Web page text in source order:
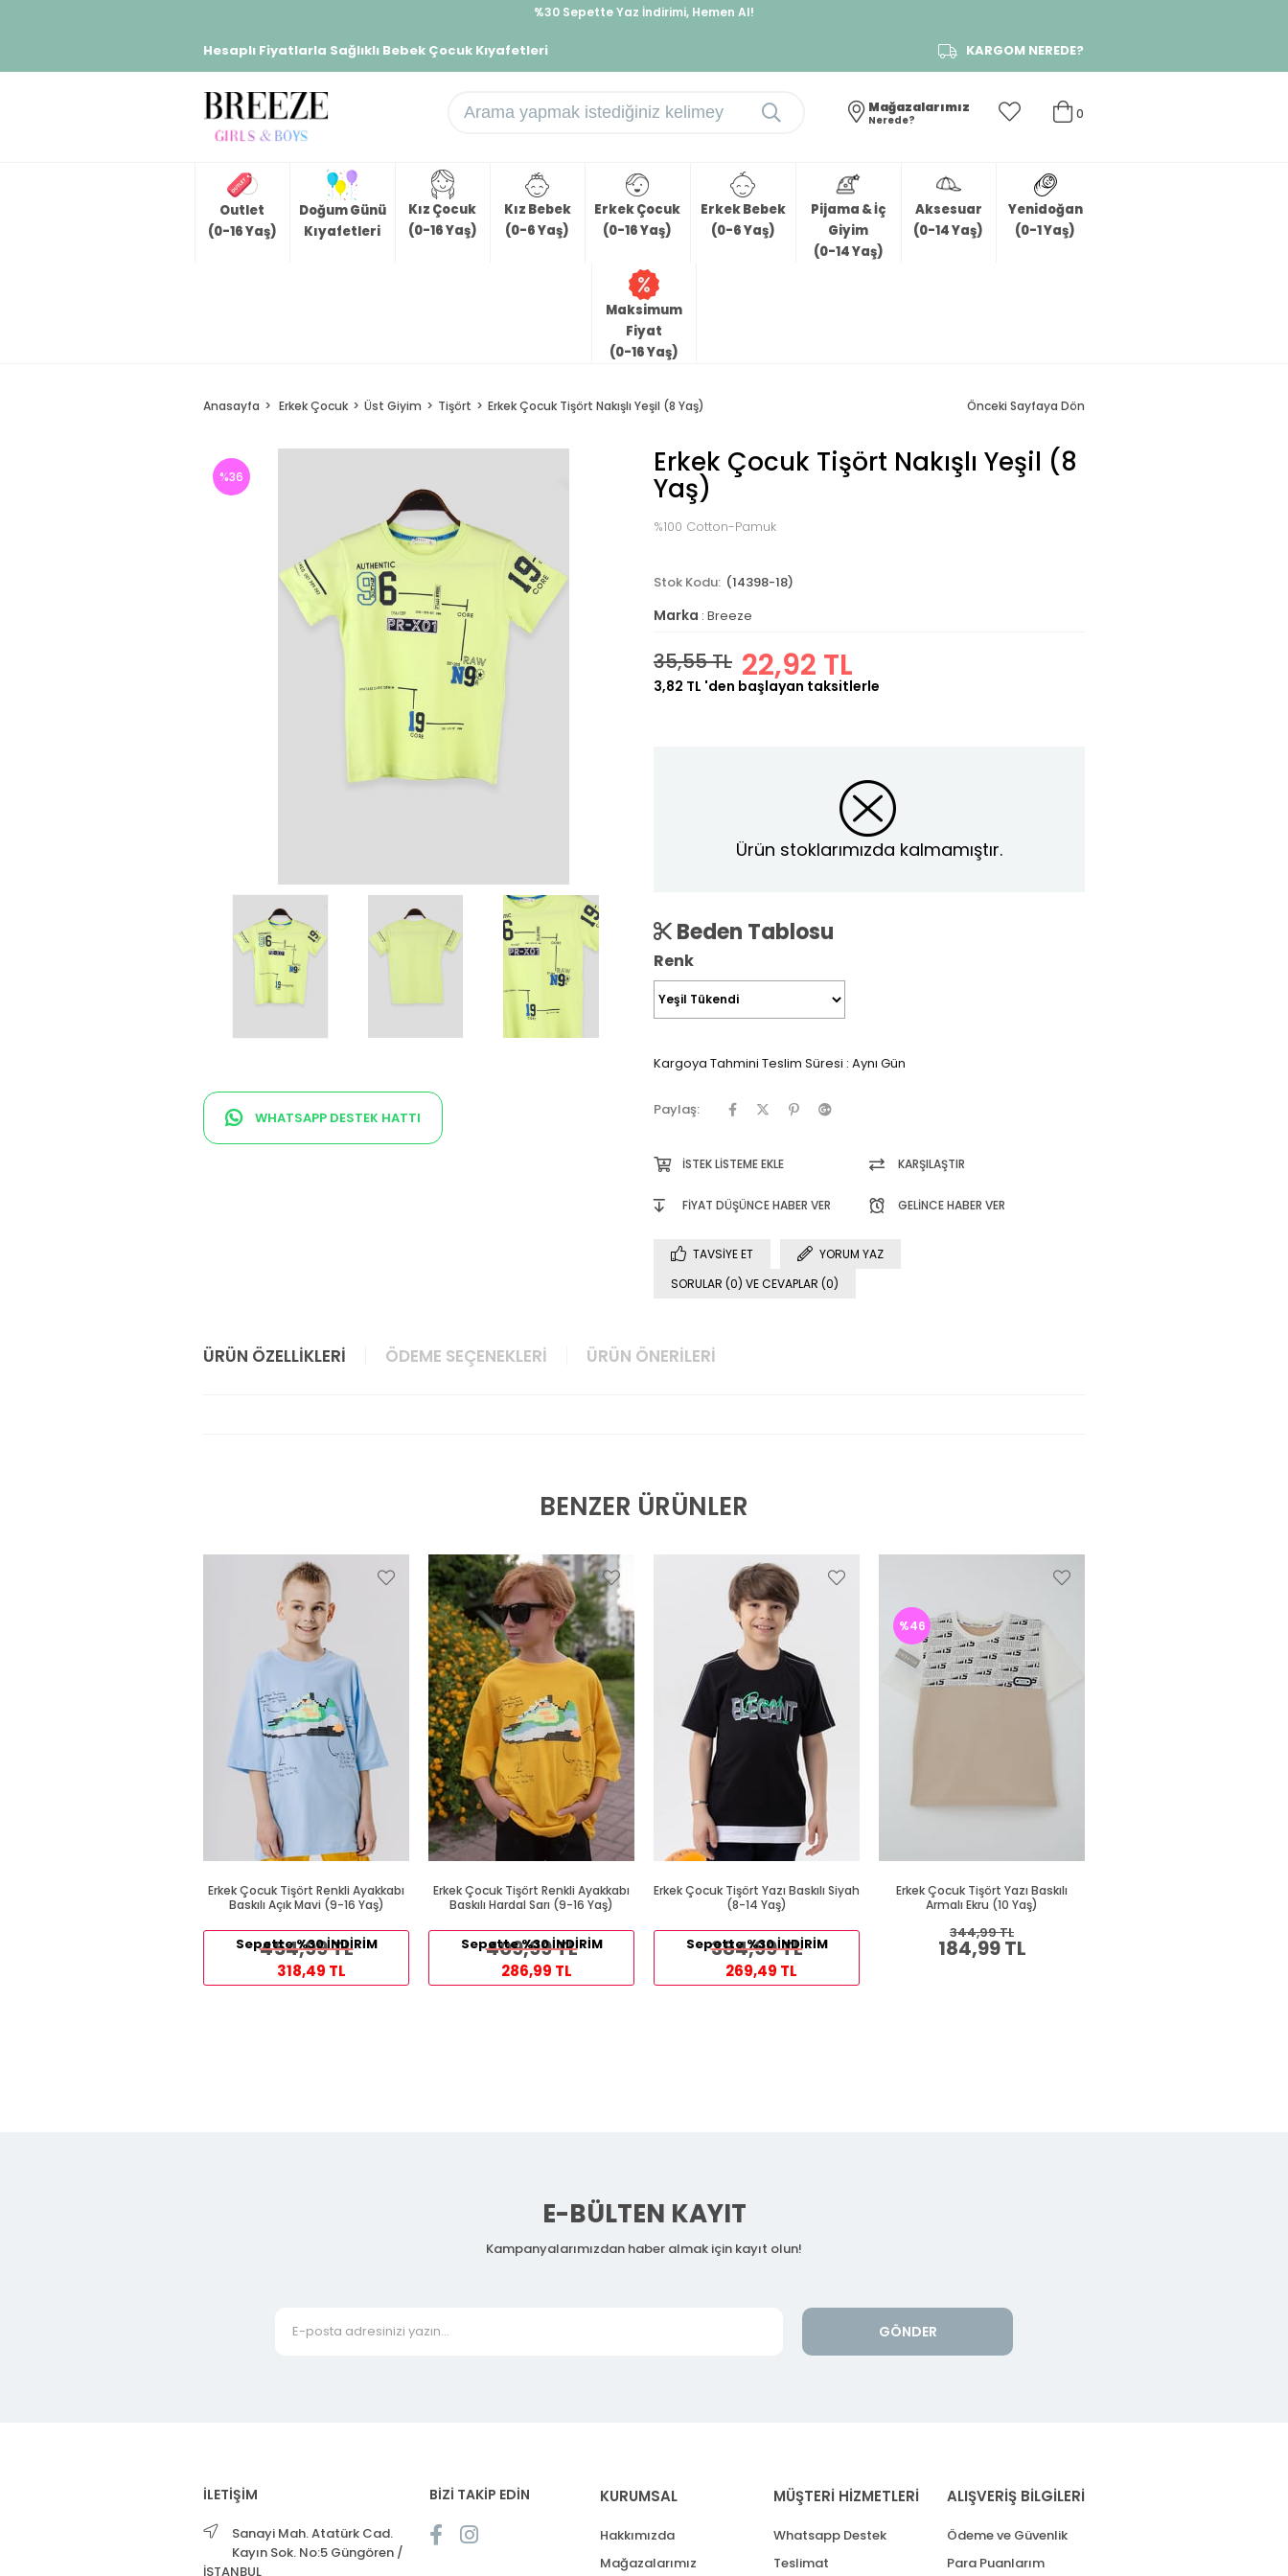
%30 Sepette Yaz İndirimi, Hemen Al!
Hesaplı Fiyatlarla Sağlıklı Bebek Çocuk Kıyafetleri KARGOM NEREDE?
0
Mağazalarımız
Nerede?
Outlet
(0-16 Yaş)
Doğum Günü
Kıyafetleri
Kız Çocuk
(0-16 Yaş)
Kız Bebek
(0-6 Yaş)
Erkek Çocuk
(0-16 Yaş)
Erkek Bebek
(0-6 Yaş)
Pijama & İç
Giyim
(0-14 Yaş)
Aksesuar
(0-14 Yaş)
Yenidoğan
(0-1 Yaş)
Maksimum
Fiyat
(0-16 Yaş)
Anasayfa Erkek Çocuk Üst Giyim Tişört Erkek Çocuk Tişört Nakışlı Yeşil (8 Yaş) Önceki Sayfaya Dön
%36
WHATSAPP DESTEK HATTI
Erkek Çocuk Tişört Nakışlı Yeşil (8
Yaş)
%100 Cotton-Pamuk
(14398-18)
Marka : Breeze
35,55 TL 22,92 TL
3,82 TL 'den başlayan taksitlerle
Ürün stoklarımızda kalmamıştır.
Beden Tablosu
Renk
Kargoya Tahmini Teslim Süresi : Aynı Gün
Paylaş:
İSTEK LISTEME EKLE KARŞILAŞTIR
FIYAT DÜŞÜNCE HABER VER GELINCE HABER VER
TAVSIYE ET
YORUM YAZ
SORULAR (0) VE CEVAPLAR (0)
ÜRÜN ÖZELLIKLERI ÖDEME SEÇENEKLERI ÜRÜN ÖNERILERI
BENZER ÜRÜNLER
Erkek Çocuk Tişört Renkli Ayakkabı
Baskılı Açık Mavi (9-16 Yaş)
454,99 TL
Sepette %30 İNDİRİM
318,49 TL
Erkek Çocuk Tişört Renkli Ayakkabı
Baskılı Hardal Sarı (9-16 Yaş)
409,99 TL
Sepette %30 İNDİRİM
286,99 TL
Erkek Çocuk Tişört Yazı Baskılı Siyah
(8-14 Yaş)
384,99 TL
Sepette %30 İNDİRİM
269,49 TL
Erkek Çocuk Tişört Yazı Baskılı
Armalı Ekru (10 Yaş)
184,99 TL
344,99 TL
%46
E-BÜLTEN KAYIT
Kampanyalarımızdan haber almak için kayıt olun!
GÖNDER
İLETİŞİM
Sanayi Mah. Atatürk Cad.
Kayın Sok. No:5 Güngören /
İSTANBUL
BİZİ TAKİP EDİN KURUMSAL
Hakkımızda
Mağazalarımız
MÜŞTERİ HİZMETLERİ
Whatsapp Destek
Teslimat
ALIŞVERİŞ BİLGİLERİ
Ödeme ve Güvenlik
Para Puanlarım